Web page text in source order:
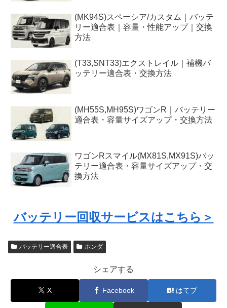
(MK94S)スペーシア/カスタム｜バッテ
リー適合表｜容量・性能アップ｜交換
方法
(T33,SNT33)エクストレイル｜補機バ
ッテリー適合表・交換方法
(MH55S,MH95S)ワゴンR｜バッテリー
適合表・容量サイズアップ・交換方法
ワゴンRスマイル(MX81S,MX91S)バッ
テリー適合表・容量サイズアップ・交
換方法
バッテリー回収サービスはこちら＞
バッテリー適合表 ホンダ
シェアする
X Facebook はてブ